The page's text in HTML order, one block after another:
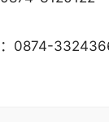
：0874-